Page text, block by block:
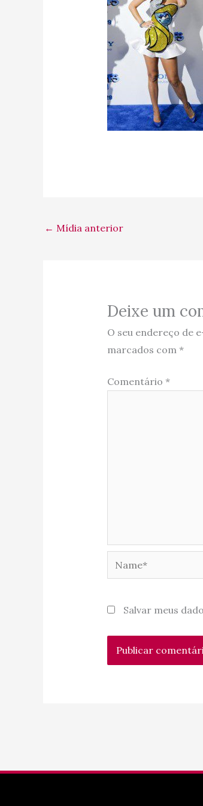
← Mídia anterior
Deixe um
O seu endereço de
marcados com *
Comentário *
Salvar meus